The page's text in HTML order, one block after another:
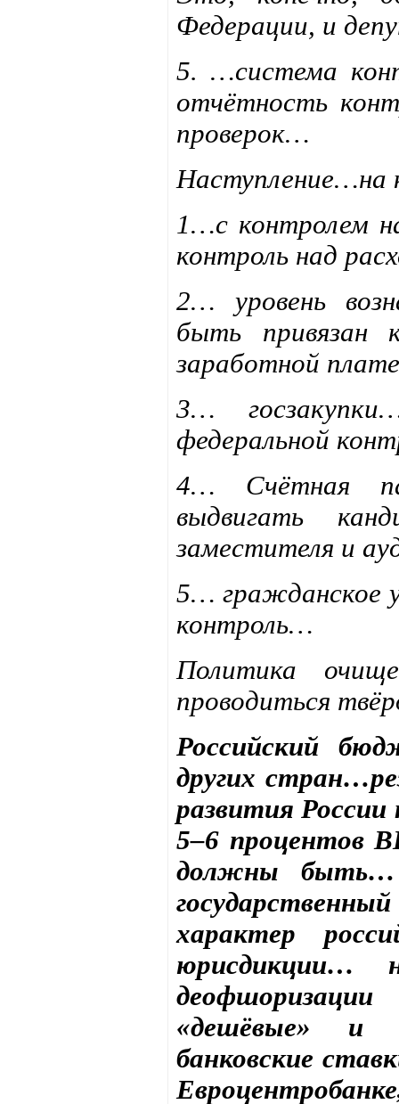
Федерации, и
5. …система
отчётность
проверок…
Наступление…на
1…с контролем
контроль над
2… уровень
быть привязан
заработной
3…
федеральной
4… Счётная
выдвигать
заместителя и
5… гражданское
контроль…
Политика
проводиться
Российский
других
развития
5–6 процентов
должны быть…
характер
юрисдикции…
«дешёвые» и
банковские